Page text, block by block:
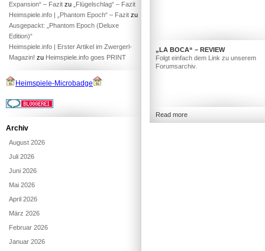
„LA BOCA“ – REVIEW
Folgt einfach dem Link zu unserem
Forumsarchiv.
Read more
Expansion“ – Fazit zu
„Flügelschlag“ – Fazit
Heimspiele.info | „Phantom Epoch“ – Fazit zu
Ausgepackt: „Phantom Epoch (Deluxe
Edition)“
Heimspiele.info | Erster Artikel im Zwergerl-
Magazin! zu Heimspiele.info goes PRINT
Heimspiele-Microbadge
Archiv
August 2026
Juli 2026
Juni 2026
Mai 2026
April 2026
März 2026
Februar 2026
Januar 2026